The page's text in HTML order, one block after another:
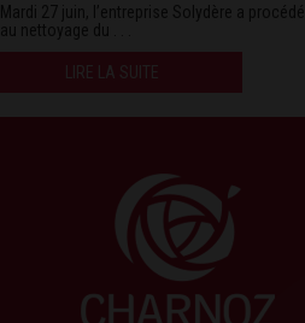
Mardi 27 juin, l’entreprise Solydère a procédé
au nettoyage du . . .
LIRE LA SUITE